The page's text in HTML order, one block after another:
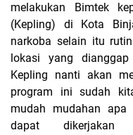
melakukan Bimtek
(Kepling) di Kota
narkoba selain itu
lokasi yang
Kepling nanti akan
program ini sudah
mudah mudahan
dapat dikerjakan